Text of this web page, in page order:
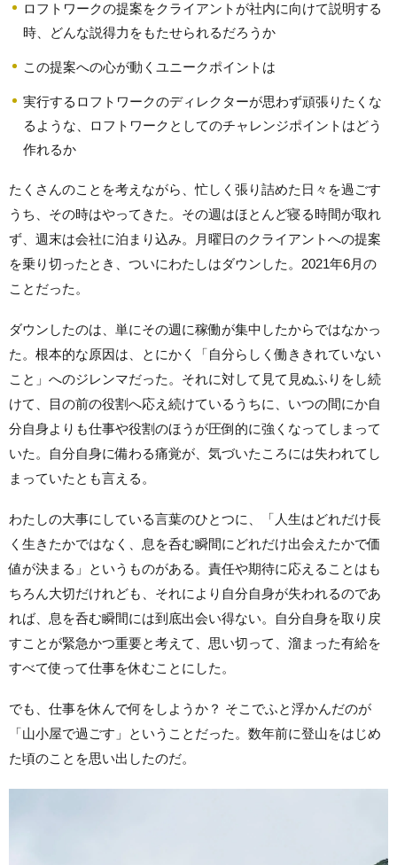
ロフトワークの提案をクライアントが社内に向けて説明する
時、どんな説得力をもたせられるだろうか
この提案への心が動くユニークポイントは
実行するロフトワークのディレクターが思わず頑張りたくな
るような、ロフトワークとしてのチャレンジポイントはどう
作れるか
たくさんのことを考えながら、忙しく張り詰めた日々を過ごす
うち、その時はやってきた。その週はほとんど寝る時間が取れ
ず、週末は会社に泊まり込み。月曜日のクライアントへの提案
を乗り切ったとき、ついにわたしはダウンした。2021年6月の
ことだった。
ダウンしたのは、単にその週に稼働が集中したからではなかっ
た。根本的な原因は、とにかく「自分らしく働ききれていない
こと」へのジレンマだった。それに対して見て見ぬふりをし続
けて、目の前の役割へ応え続けているうちに、いつの間にか自
分自身よりも仕事や役割のほうが圧倒的に強くなってしまって
いた。自分自身に備わる痛覚が、気づいたころには失われてし
まっていたとも言える。
わたしの大事にしている言葉のひとつに、「人生はどれだけ長
く生きたかではなく、息を呑む瞬間にどれだけ出会えたかで価
値が決まる」というものがある。責任や期待に応えることはも
ちろん大切だけれども、それにより自分自身が失われるのであ
れば、息を呑む瞬間には到底出会い得ない。自分自身を取り戻
すことが緊急かつ重要と考えて、思い切って、溜まった有給を
すべて使って仕事を休むことにした。
でも、仕事を休んで何をしようか？ そこでふと浮かんだのが
「山小屋で過ごす」ということだった。数年前に登山をはじめ
た頃のことを思い出したのだ。